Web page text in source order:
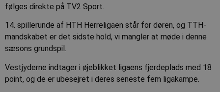
følges direkte på TV2 Sport.
14. spillerunde af HTH Herreligaen står for døren, og TTH-
mandskabet er det sidste hold, vi mangler at møde i denne
sæsons grundspil.
Vestjyderne indtager i øjeblikket ligaens fjerdeplads med 18
point, og de er ubesejret i deres seneste fem ligakampe.